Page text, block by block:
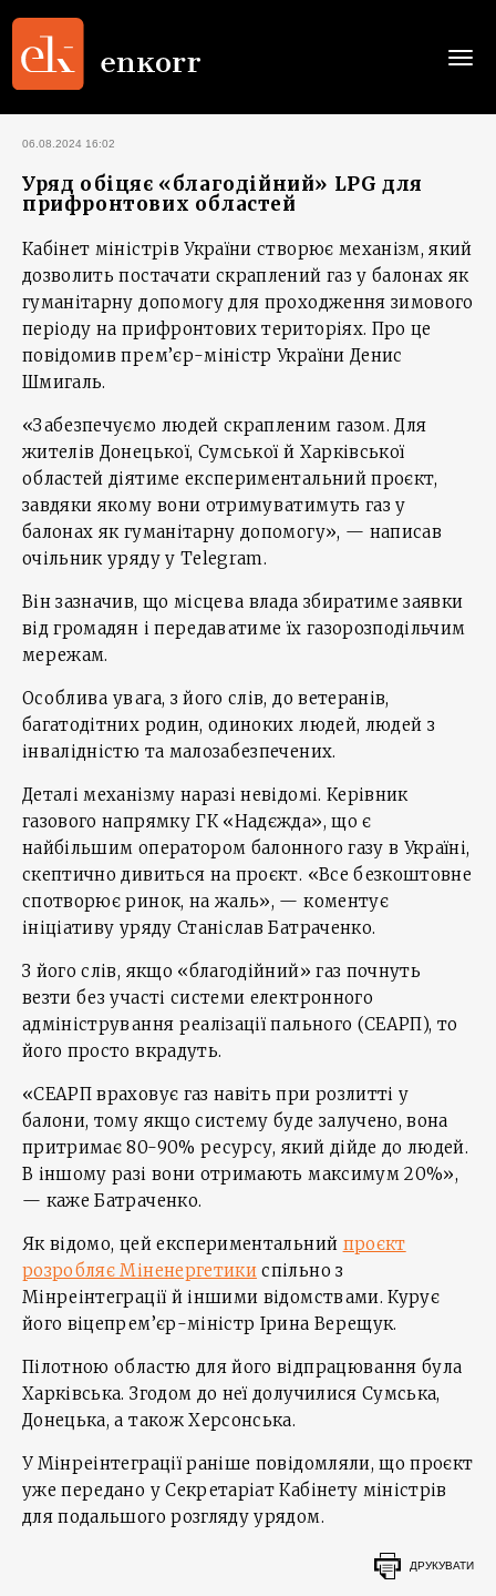
06.08.2024 16:02
Уряд обіцяє «благодійний» LPG для
прифронтових областей
Кабінет міністрів України створює механізм, який
дозволить постачати скраплений газ у балонах як
гуманітарну допомогу для проходження зимового
періоду на прифронтових територіях. Про це
повідомив прем’єр-міністр України Денис
Шмигаль.
«Забезпечуємо людей скрапленим газом. Для
жителів Донецької, Сумської й Харківської
областей діятиме експериментальний проєкт,
завдяки якому вони отримуватимуть газ у
балонах як гуманітарну допомогу», — написав
очільник уряду у Telegram.
Він зазначив, що місцева влада збиратиме заявки
від громадян і передаватиме їх газорозподільчим
мережам.
Особлива увага, з його слів, до ветеранів,
багатодітних родин, одиноких людей, людей з
інвалідністю та малозабезпечених.
Деталі механізму наразі невідомі. Керівник
газового напрямку ГК «Надєжда», що є
найбільшим оператором балонного газу в Україні,
скептично дивиться на проєкт. «Все безкоштовне
спотворює ринок, на жаль», — коментує
ініціативу уряду Станіслав Батраченко.
З його слів, якщо «благодійний» газ почнуть
везти без участі системи електронного
адміністрування реалізації пального (СЕАРП), то
його просто вкрадуть.
«СЕАРП враховує газ навіть при розлитті у
балони, тому якщо систему буде залучено, вона
притримає 80-90% ресурсу, який дійде до людей.
В іншому разі вони отримають максимум 20%»,
— каже Батраченко.
Як відомо, цей експериментальний проєкт
розробляє Міненергетики спільно з
Мінреінтеграції й іншими відомствами. Курує
його віцепрем’єр-міністр Ірина Верещук.
Пілотною областю для його відпрацювання була
Харківська. Згодом до неї долучилися Сумська,
Донецька, а також Херсонська.
У Мінреінтеграції раніше повідомляли, що проєкт
уже передано у Секретаріат Кабінету міністрів
для подальшого розгляду урядом.
ДРУКУВАТИ